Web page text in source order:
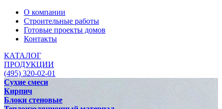
О компании
Строительные работы
Готовые проекты домов
Контакты
КАТАЛОГ
ПРОДУКЦИИ
(495) 320-02-01
Сухие смеси
Кирпич
Блоки стеновые